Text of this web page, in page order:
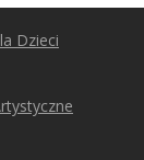
Dzieci